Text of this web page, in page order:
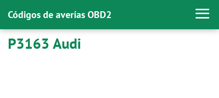
Códigos de averías OBD2
P3163 Audi